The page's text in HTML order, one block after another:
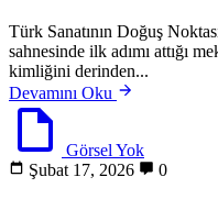
Türk Sanatının Doğuş
sahnesinde ilk adımı attığı
kimliğini derinden...
Devamını Oku
Görsel Yok
Şubat 17, 2026
0